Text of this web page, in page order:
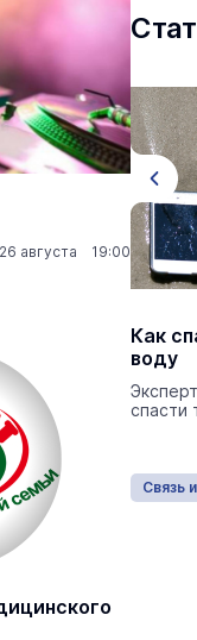
26 августа 19:00
На
в
с
в стиле
Как
воду
спасти
Связь